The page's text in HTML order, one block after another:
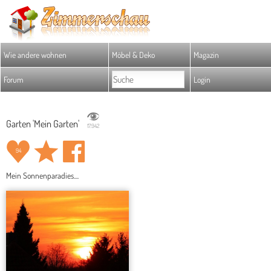
Wie andere wohnen Möbel & Deko Magazin
Forum Login
Garten 'Mein Garten' 17.942
94
Mein Sonnenparadies....